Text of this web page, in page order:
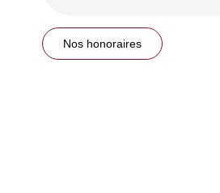
Nos honoraires